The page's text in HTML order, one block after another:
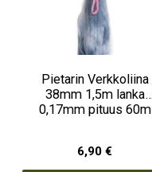
Pietarin Verkkoliina
38mm 1,5m lanka
0,17mm pituus 60m
6,90 €